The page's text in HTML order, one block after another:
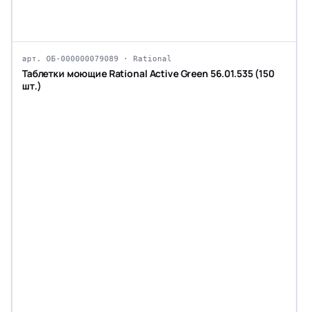
арт. ОБ-000000079089 · Rational
Таблетки моющие Rational Active Green 56.01.535 (150
шт.)